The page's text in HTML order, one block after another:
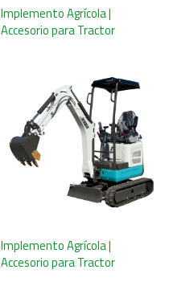
Implemento Agrícola |
Accesorio para Tractor
Implemento Agrícola |
Accesorio para Tractor